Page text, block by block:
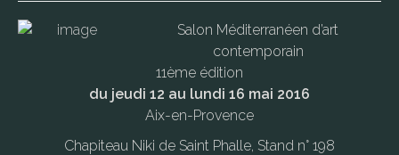
Salon Méditerranéen d’art
contemporain
11ème édition
du jeudi 12 au lundi 16 mai 2016
Aix-en-Provence
Chapiteau Niki de Saint Phalle, Stand n° 198